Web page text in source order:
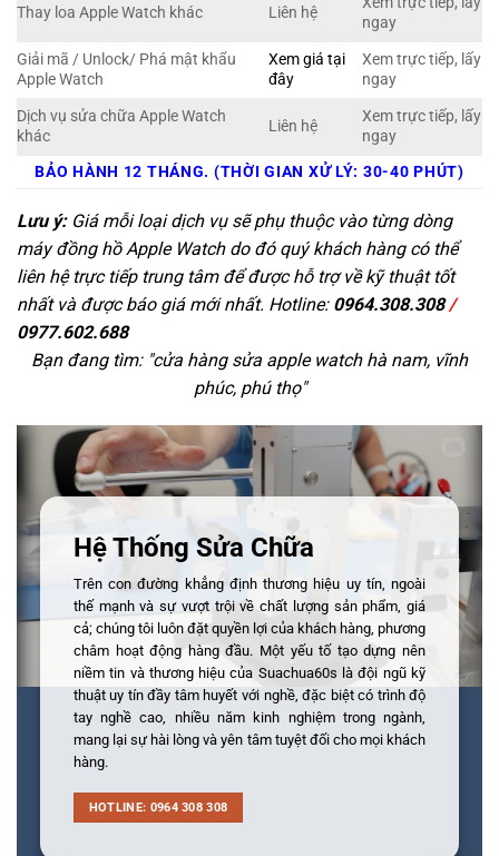
Thay loa Apple Watch khác Liên hệ
ngay
Giải mã / Unlock/ Phá mật khẩu
Apple Watch
Xem giá tại
đây
Xem trực tiếp, lấy
ngay
Dịch vụ sửa chữa Apple Watch
khác
Liên hệ
Xem trực tiếp, lấy
ngay
BẢO HÀNH 12 THÁNG. (THỜI GIAN XỬ LÝ: 30-40 PHÚT)
Lưu ý:Giá mỗi loại dịch vụ sẽ phụ thuộc vào từng dòng
máy đồng hồ Apple Watch do đó quý khách hàng có thể
liên hệ trực tiếp trung tâm để được hỗ trợ về kỹ thuật tốt
nhất và được báo giá mới nhất. Hotline: 0964.308.308/
0977.602.688
Bạn đang tìm: "cửa hàng sửa apple watch hà nam, vĩnh
phúc, phú thọ"
Hệ Thống Sửa Chữa
Trên con đường khẳng định thương hiệu uy tín, ngoài
thế mạnh và sự vượt trội về chất lượng sản phẩm, giá
cả; chúng tôi luôn đặt quyền lợi của khách hàng, phương
châm hoạt động hàng đầu. Một yếu tố tạo dựng nên
niềm tin và thương hiệu của Suachua60s là đội ngũ kỹ
thuật uy tín đầy tâm huyết với nghề, đặc biệt có trình độ
tay nghề cao, nhiều năm kinh nghiệm trong ngành,
mang lại sự hài lòng và yên tâm tuyệt đối cho mọi khách
hàng.
HOTLINE: 0964 308 308